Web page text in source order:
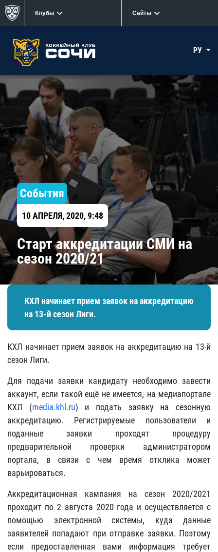
Клубы Сайты
РУ
События
10 АПРЕЛЯ, 2020, 9:48
Старт аккредитации СМИ на
сезон 2020/21
КХЛ начинает прием заявок на аккредитацию
на 13-й сезон Лиги.
КХЛ начинает прием заявок на аккредитацию на 13-й
сезон Лиги.
Для подачи заявки кандидату необходимо завести
аккаунт, если такой ещё не имеется, на медиапортале
КХЛ (media.khl.ru) и подать заявку на сезонную
аккредитацию. Регистрируемые пользователи и
поданные заявки проходят процедуру
предварительной проверки администратором
портала, в связи с чем время отклика может
варьироваться.
Аккредитационная кампания на сезон 2020/2021
проходит по 2 августа 2020 года и осуществляется с
помощью электронной системы, куда данные
заявителей попадают при отправке заявки. Поэтому
если предоставленная вами информация требует